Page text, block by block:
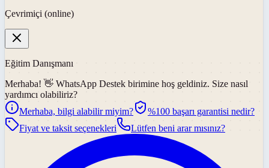
Çevrimiçi (online)
Eğitim Danışmanı
Merhaba! 👋 WhatsApp Destek birimine hoş geldiniz. Size nasıl
yardımcı olabiliriz?
Merhaba, bilgi alabilir miyim?
%100 başarı garantisi nedir?
Fiyat ve taksit seçenekleri
Lütfen beni arar mısınız?